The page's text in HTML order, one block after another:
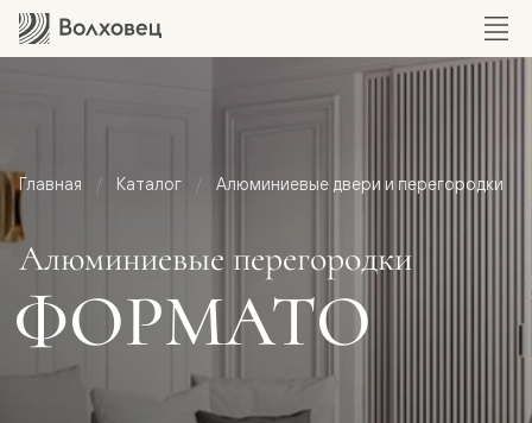
Главная Каталог Алюминиевые двери и перегородки
Алюминиевые перегородки
ФОРМАТО